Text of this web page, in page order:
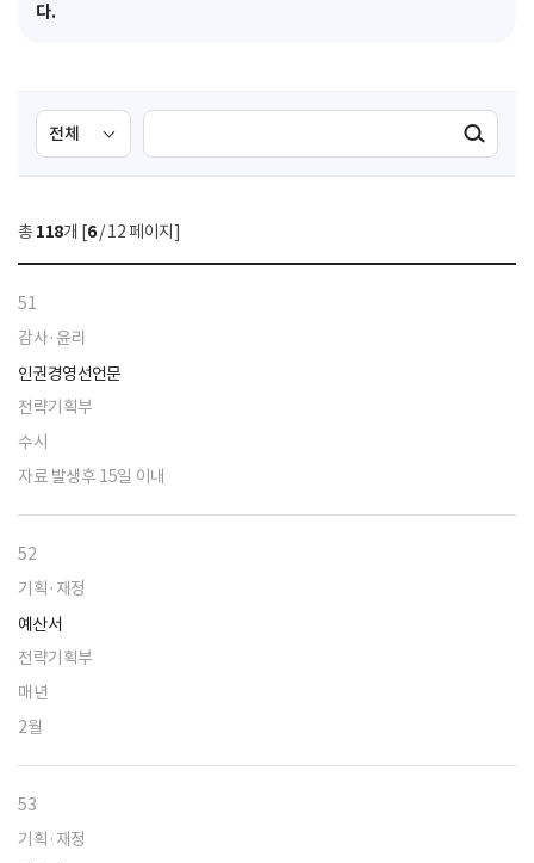
다.
검
색
선
택
색
검색실행
총 118개 [6/ 12 페이지]
51
감사·윤리
인권경영선언문
전략기획부
수시
자료 발생후 15일 이내
52
기획·재정
예산서
전략기획부
매년
2월
53
기획·재정